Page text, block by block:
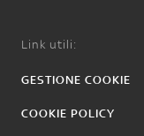
Link utili:
GESTIONE COOKIE
COOKIE POLICY